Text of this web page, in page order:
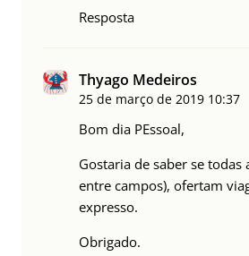
Resposta
Thyago Medeiros
25 de março de 2019 10:37
Bom dia PEssoal,
Gostaria de saber se todas
entre campos), ofertam
expresso.
Obrigado.